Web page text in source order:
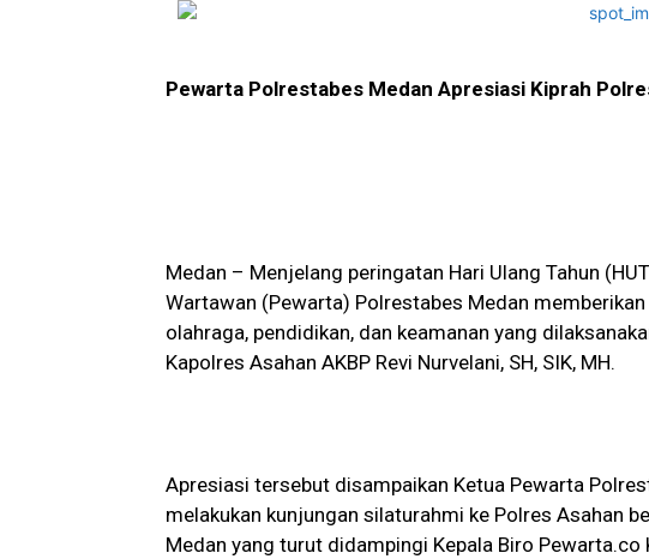
Pewarta Polrestabes Medan Apresiasi Kiprah
Medan – Menjelang peringatan Hari Ulang Tahun
Wartawan (Pewarta) Polrestabes Medan
olahraga, pendidikan, dan keamanan yang
Kapolres Asahan AKBP Revi Nurvelani, SH, SIK, MH.
Apresiasi tersebut disampaikan Ketua Pewarta
melakukan kunjungan silaturahmi ke Polres Asahan
Medan yang turut didampingi Kepala Biro